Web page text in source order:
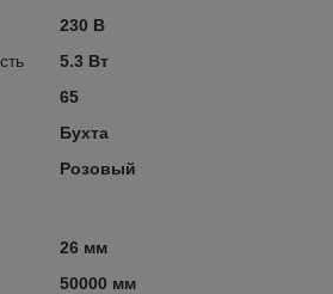
230 В
5.3 Вт
65
Бухта
Розовый
26 мм
50000 мм